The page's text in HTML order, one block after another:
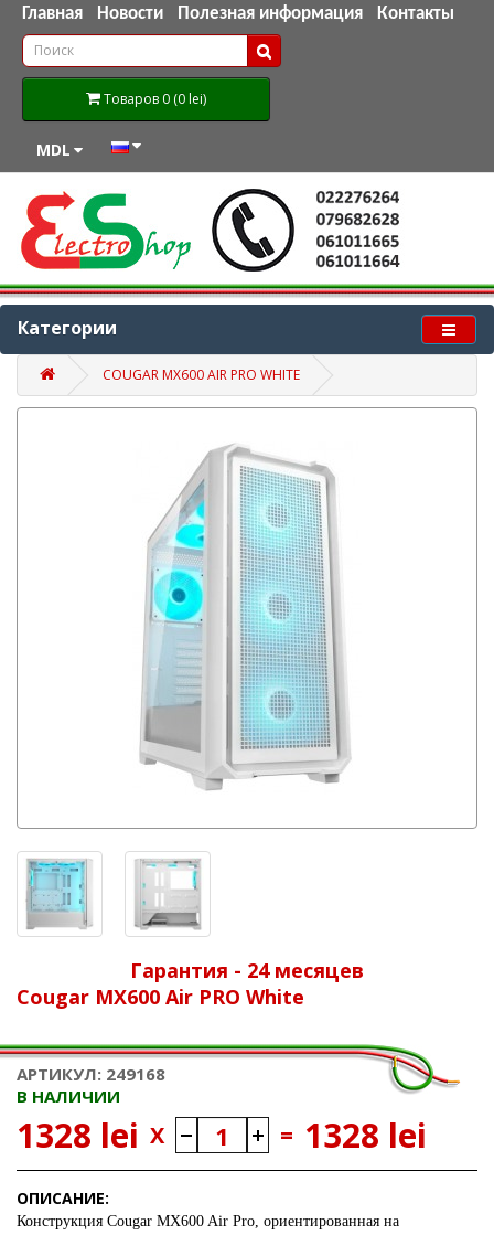
Главная Новости Полезная информация Контакты
Товаров 0 (0 lei)
MDL
Категории
COUGAR MX600 AIR PRO WHITE
Гарантия - 24 месяцев
Cougar MX600 Air PRO White
АРТИКУЛ: 249168
В НАЛИЧИИ
1328 lei X = 1328 lei
ОПИСАНИЕ:
Конструкция Cougar MX600 Air Pro, ориентированная на